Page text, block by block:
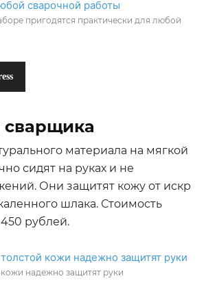
пригодятся практически для любой
сварщика
материала на мягкой
сидят на руках и не
Они защитят кожу от искр
шлака. Стоимость
рублей.
надежно защитят руки